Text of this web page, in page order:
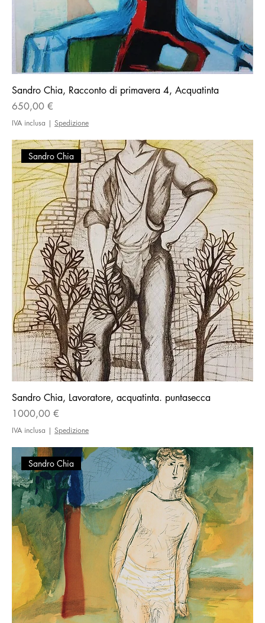
Sandro Chia, Racconto di primavera 4, Acquatinta
Prezzo
650,00 €
IVA inclusa | Spedizione
Sandro Chia
Sandro Chia, Lavoratore, acquatinta. puntasecca
Prezzo
1000,00 €
IVA inclusa | Spedizione
Sandro Chia